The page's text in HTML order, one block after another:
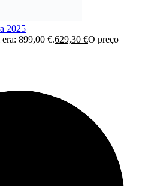
2025
899,00 €.629,30 €O preço